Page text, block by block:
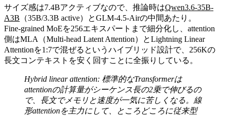
サイズ感は7.4Bアクティブなので、推論時はQwen3.6-35B-
A3B （35B/3.3B active）とGLM-4.5-Airの中間あたり。
Fine-grained MoEを256エキスパートまで細分化し、attention
側はMLA（Multi-head Latent Attention）とLightning Linear
Attentionを1:7で混ぜるというハイブリッド設計で、256Kの
長文コンテキストを安く回すことに全振りしている。
Hybrid linear attention: 標準的なTransformerは
attentionの計算量がシーケンス長の2乗で伸びるの
で、長文でメモリと速度が一気に苦しくなる。線
形attentionを主力にして、ところどころに従来型